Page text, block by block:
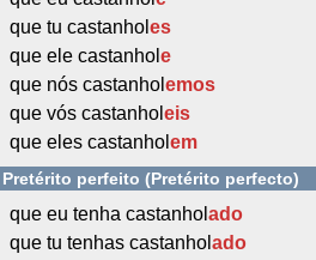
que tu castanhol es
que ele castanhol e
que nós castanhol emos
que vós castanhol eis
que eles castanhol em
Pretérito perfeito (Pretérito perfecto)
que eu tenha castanhol ado
que tu tenhas castanhol ado